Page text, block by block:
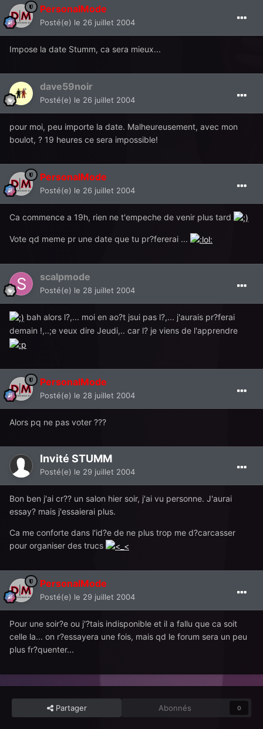
PersonalMode
Posté(e) le 26 juillet 2004
Impose la date Stumm, ca sera mieux...
dave59noir
Posté(e) le 26 juillet 2004
pour moi, peu importe la date. Malheureusement, avec mon
boulot, ? 19 heures ce sera impossible!
PersonalMode
Posté(e) le 26 juillet 2004
Ca commence a 19h, rien ne t'empeche de venir plus tard
Vote qd meme pr une date que tu pr?fererai ...
scalpmode
Posté(e) le 28 juillet 2004
bah alors l?,... moi en ao?t jsui pas l?,... j'aurais pr?ferai
demain !,..;e veux dire Jeudi,.. car l? je viens de l'apprendre
PersonalMode
Posté(e) le 28 juillet 2004
Alors pq ne pas voter ???
Invité STUMM
Posté(e) le 29 juillet 2004
Bon ben j'ai cr?? un salon hier soir, j'ai vu personne. J'aurai
essay? mais j'essaierai plus.
Ca me conforte dans l'id?e de ne plus trop me d?carcasser
pour organiser des trucs
PersonalMode
Posté(e) le 29 juillet 2004
Pour une soir?e ou j'?tais indisponible et il a fallu que ca soit
celle la... on r?essayera une fois, mais qd le forum sera un peu
plus fr?quenter...
Partager Abonnés 0